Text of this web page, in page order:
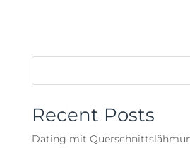
Recent Posts
Dating mit